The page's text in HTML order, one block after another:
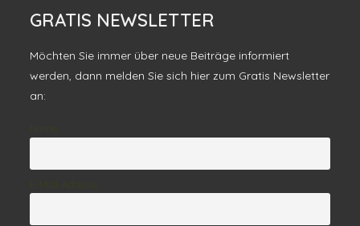
GRATIS NEWSLETTER
Möchten Sie immer über neue Beiträge informiert
werden, dann melden Sie sich hier zum Gratis Newsletter
an: